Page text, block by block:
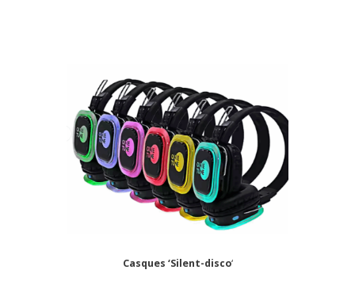
Casques ‘Silent-disco‘